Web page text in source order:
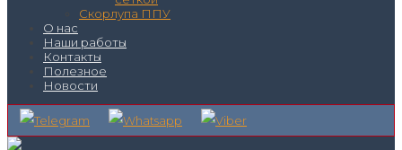
Скорлупа ППУ
О нас
Наши работы
Контакты
Полезное
Новости